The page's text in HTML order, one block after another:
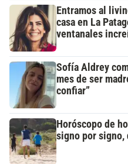
Entramos al
casa en La
ventanales
Sofía Aldrey
mes de ser
confiar”
Horóscopo de
signo por signo,